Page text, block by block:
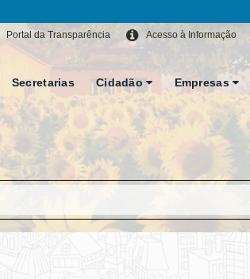
Acesso à Informação
Portal da Transparência
Secretarias Cidadão Empresas